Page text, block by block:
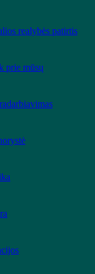
realybės patirtis
prie mūsų
greičiau surasti
pasiūlytos
knygų